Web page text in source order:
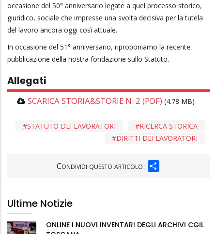
occasione del 50° anniversario legate a quel processo storico,
giuridico, sociale che impresse una svolta decisiva per la tutela
del lavoro ancora oggi così attuale.
In occasione del 51° anniversario, riproponiamo la recente
pubblicazione della nostra fondazione sullo Statuto.
Allegati
SCARICA STORIA&STORIE N. 2 (PDF) (4.78 MB)
RICERCA STORICA
STATUTO DEI LAVORATORI
DIRITTI DEI LAVORATORI
Condividi questo articolo:
Ultime Notizie
ONLINE I NUOVI INVENTARI DEGLI ARCHIVI CGIL